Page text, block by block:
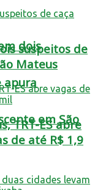
dois
apura
em São
suspeitos de
Mateus
TRT-ES abre
de até R$ 1,9